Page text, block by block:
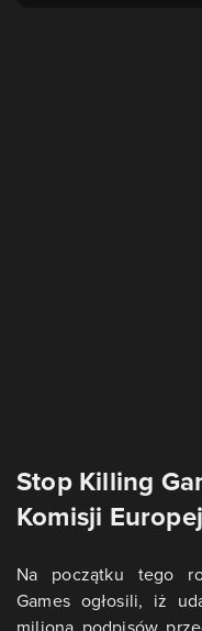
Stop Killing
Komisji
Na początku tego
Games ogłosili, iż